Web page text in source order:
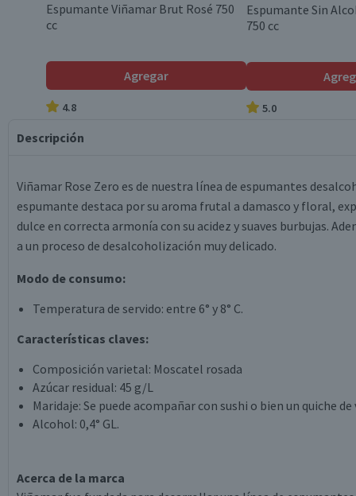
Espumante Viñamar Brut Rosé 750
cc
Agregar
4.8
Espumante Sin
750 cc
5.0
Descripción
Viñamar Rose Zero es de nuestra línea de espumantes
espumante destaca por su aroma frutal a damasco y floral,
dulce en correcta armonía con su acidez y suaves burbujas.
a un proceso de desalcoholización muy delicado.
Modo de consumo:
Temperatura de servido: entre 6° y 8° C.
Características claves:
Composición varietal: Moscatel rosada
Azúcar residual: 45 g/L
Maridaje: Se puede acompañar con sushi o bien un quiche de
Alcohol: 0,4° GL.
Acerca de la marca